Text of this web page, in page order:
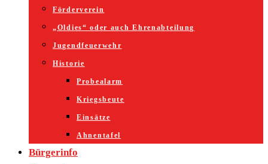
Förderverein
„Oldies“ oder auch Ehrenabteilung
Jugendfeuerwehr
Historie
Probealarm
Kriegsbeute
Einsätze
Ahnentafel
Bürgerinfo